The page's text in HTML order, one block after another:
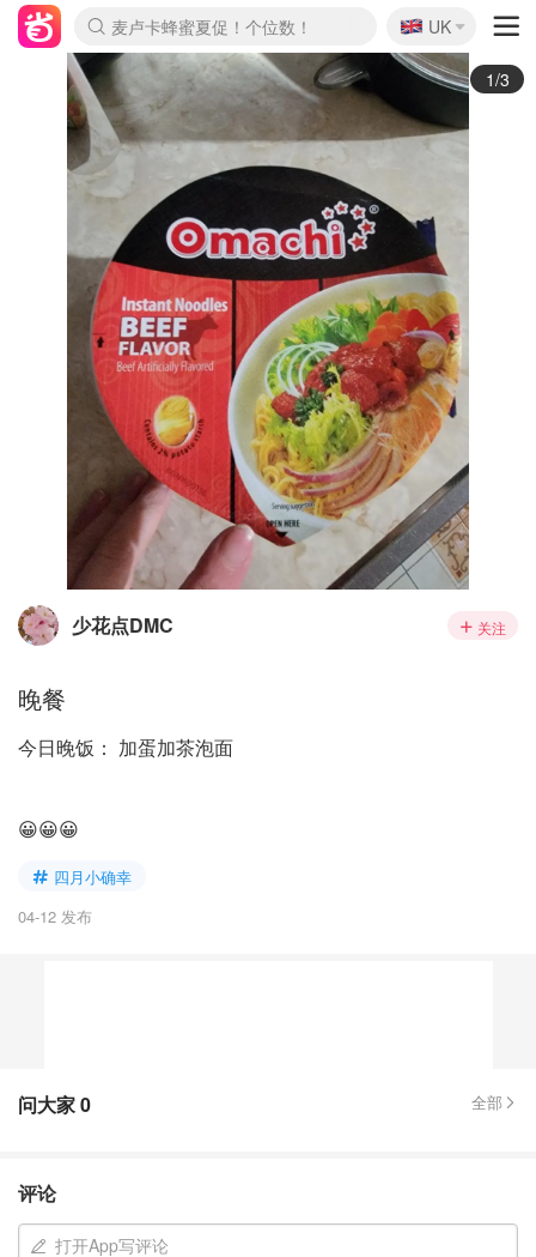
麦卢卡蜂蜜夏促！个位数！
Prada/Miu 4.8折！
啥？必胜客披萨5折！
🇬🇧
UK
2/3
少花点DMC 关注
晚餐
今日晚饭： 加蛋加茶泡面
😀😀😀
四月小确幸
04-12 发布
问大家0 全部
评论
打开App写评论